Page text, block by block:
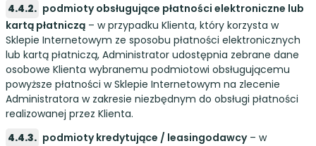
podmioty obsługujące płatności elektroniczne lub
kartą płatniczą – w przypadku Klienta, który korzysta w
Sklepie Internetowym ze sposobu płatności elektronicznych
lub kartą płatniczą, Administrator udostępnia zebrane dane
osobowe Klienta wybranemu podmiotowi obsługującemu
powyższe płatności w Sklepie Internetowym na zlecenie
Administratora w zakresie niezbędnym do obsługi płatności
realizowanej przez Klienta.
podmioty kredytujące / leasingodawcy– w